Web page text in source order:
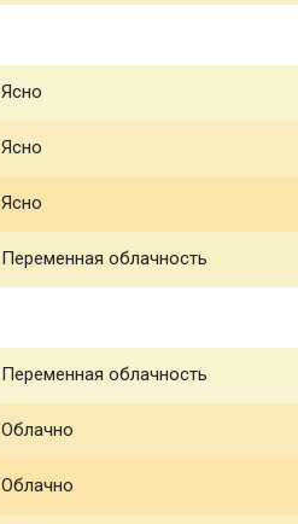
Ясно
Ясно
Ясно
Переменная облачность
Переменная облачность
Облачно
Облачно